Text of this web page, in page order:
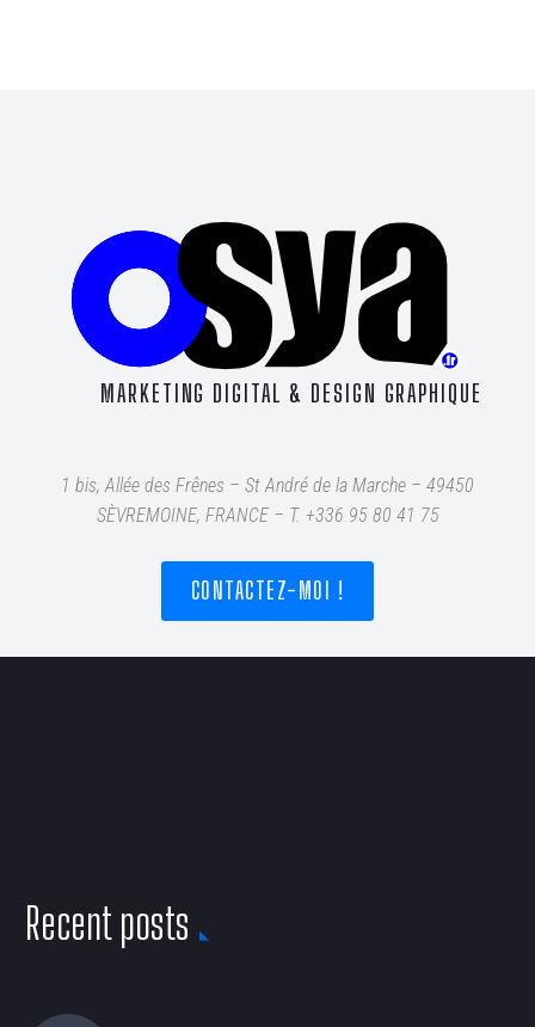
MARKETING DIGITAL & DESIGN GRAPHIQUE
1 bis, Allée des Frênes – St André de la Marche – 49450
SÈVREMOINE, FRANCE – T. +336 95 80 41 75
CONTACTEZ-MOI !
Recent posts